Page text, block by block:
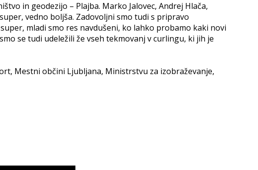
in geodezijo – Plajba. Marko Jalovec, Andrej Hlača,
vedno boljša. Zadovoljni smo tudi s pripravo
mladi smo res navdušeni, ko lahko probamo kaki novi
se tudi udeležili že vseh tekmovanj v curlingu, ki jih je
Mestni občini Ljubljana, Ministrstvu za izobraževanje,